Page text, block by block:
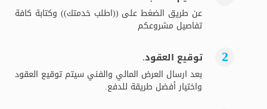
عن طريق الضغط على ((اطلب خدمتك)) وكتابة كافة
تفاصيل مشروعكم
توقيع العقود.
بعد ارسال العرض المالي والفني سيتم توقيع العقود
واختيار أفضل طريقة للدفع.